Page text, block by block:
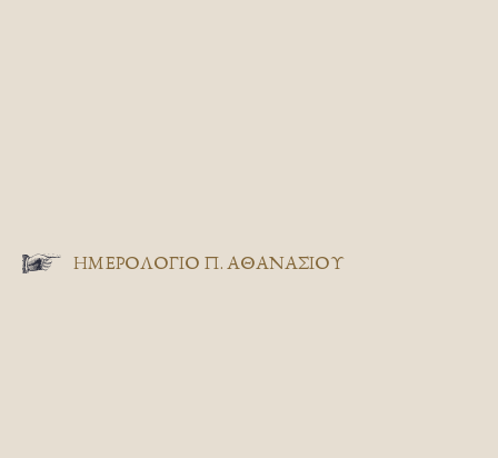
ΗΜΕΡΟΛΟΓΙΟ Π. ΑΘΑΝΑΣΙΟΥ